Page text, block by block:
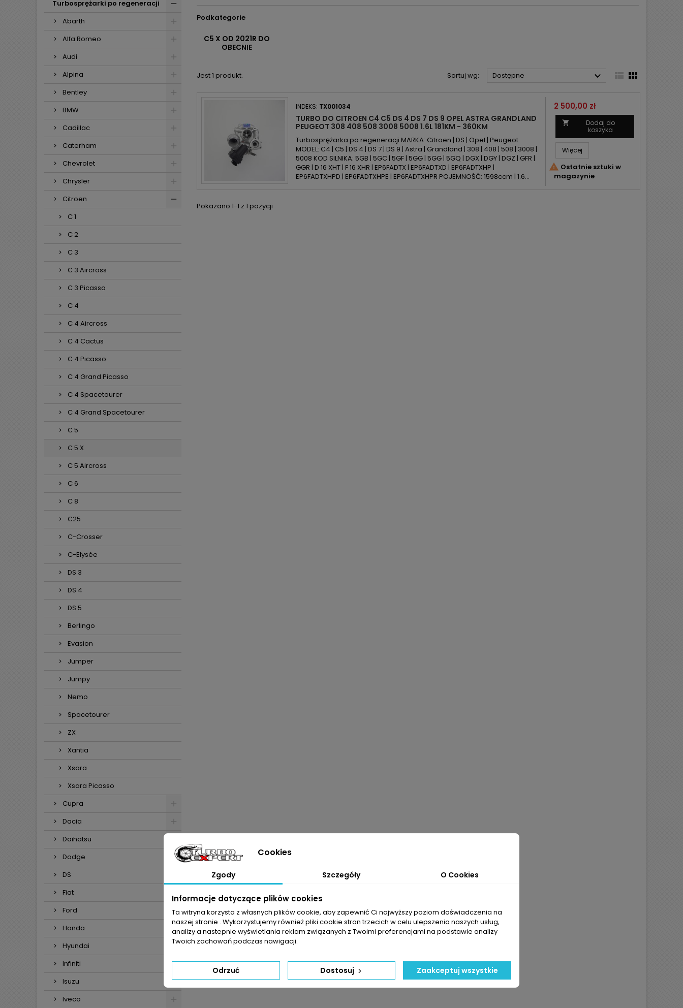
Turbosprężarki po regeneracji
Abarth
Alfa Romeo
Audi
Alpina
Bentley
BMW
Cadillac
Caterham
Chevrolet
Chrysler
Citroen
C 1
C 2
C 3
C 3 Aircross
C 3 Picasso
C 4
C 4 Aircross
C 4 Cactus
C 4 Picasso
C 4 Grand Picasso
C 4 Spacetourer
C 4 Grand Spacetourer
C 5
C 5 X
C 5 Aircross
C 6
C 8
C25
C-Crosser
C-Elysée
DS 3
DS 4
DS 5
Berlingo
Evasion
Jumper
Jumpy
Nemo
Spacetourer
ZX
Xantia
Xsara
Xsara Picasso
Cupra
Dacia
Daihatsu
Dodge
DS
Fiat
Ford
Honda
Hyundai
Infiniti
Isuzu
Iveco
Podkategorie
C5 X OD 2021R DO
OBECNIE
Jest 1 produkt. Sortuj wg: Dostępne   
INDEKS: TX001034
TURBO DO CITROEN C4 C5 DS 4 DS 7 DS 9 OPEL ASTRA GRANDLAND
PEUGEOT 308 408 508 3008 5008 1.6L 181KM - 360KM
Turbosprężarka po regeneracji MARKA: Citroen | DS | Opel | Peugeot
MODEL: C4 | C5 | DS 4 | DS 7 | DS 9 | Astra | Grandland | 308 | 408 | 508 | 3008 |
5008 KOD SILNIKA: 5GB | 5GC | 5GF | 5GG | 5GG | 5GQ | DGX | DGY | DGZ | GFR |
GGR | D 16 XHT | F 16 XHR | EP6FADTX | EP6FADTXD | EP6FADTXHP |
EP6FADTXHPD | EP6FADTXHPE | EP6FADTXHPR POJEMNOŚĆ: 1598ccm | 1.6...
Cena
2 500,00 zł

Dodaj do
koszyka
Więcej
 Ostatnie sztuki w
magazynie
Pokazano 1-1 z 1 pozycji
Cookies
Zgody Szczegóły O Cookies
Informacje dotyczące plików cookies
Ta witryna korzysta z własnych plików cookie, aby zapewnić Ci najwyższy poziom doświadczenia na
naszej stronie . Wykorzystujemy również pliki cookie stron trzecich w celu ulepszenia naszych usług,
analizy a nastepnie wyświetlania reklam związanych z Twoimi preferencjami na podstawie analizy
Twoich zachowań podczas nawigacji.
Odrzuć Dostosuj Zaakceptuj wszystkie